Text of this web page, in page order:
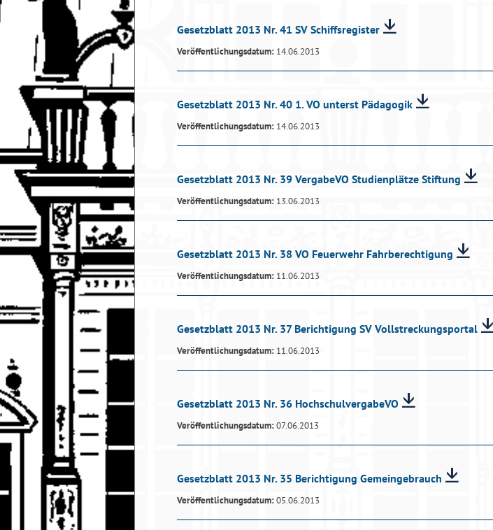
Gesetzblatt 2013 Nr. 41 SV Schiffsregister
Veröffentlichungsdatum: 14.06.2013
Gesetzblatt 2013 Nr. 40 1. VO unterst Pädagogik
Veröffentlichungsdatum: 14.06.2013
Gesetzblatt 2013 Nr. 39 VergabeVO Studienplätze Stiftung
Veröffentlichungsdatum: 13.06.2013
Gesetzblatt 2013 Nr. 38 VO Feuerwehr Fahrberechtigung
Veröffentlichungsdatum: 11.06.2013
Gesetzblatt 2013 Nr. 37 Berichtigung SV Vollstreckungsportal
Veröffentlichungsdatum: 11.06.2013
Gesetzblatt 2013 Nr. 36 HochschulvergabeVO
Veröffentlichungsdatum:07.06.2013
Gesetzblatt 2013 Nr. 35 Berichtigung Gemeingebrauch
Veröffentlichungsdatum:05.06.2013